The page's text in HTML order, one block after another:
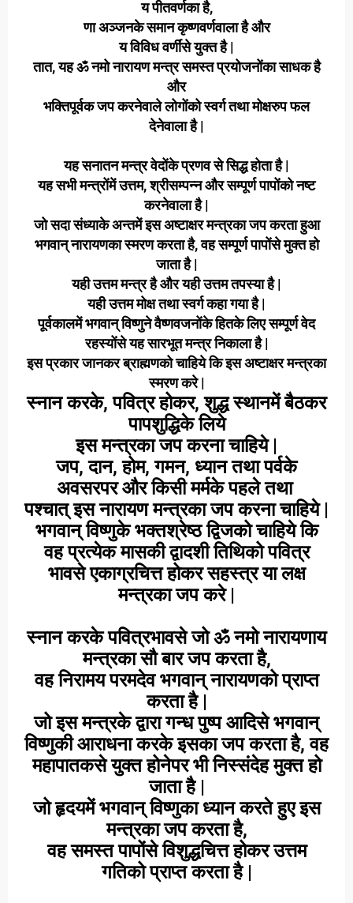
य पीतवर्णका है,
णा अञ्जनके समान कृष्णवर्णवाला है और
य विविध वर्णींसे युक्त है |
तात, यह ॐ नमो नारायण मन्त्र समस्त प्रयोजनोंका साधक है
और
भक्तिपूर्वक जप करनेवाले लोगोंको स्वर्ग तथा मोक्षरुप फल
देनेवाला है |
यह सनातन मन्त्र वेदोंके प्रणव से सिद्ध होता है |
यह सभी मन्त्रोंमें उत्तम, श्रीसम्पन्न और सम्पूर्ण पापोंको नष्ट
करनेवाला है |
जो सदा संध्याके अन्तमें इसअष्टाक्षर मन्त्रका जप करता हुआ
भगवान् नारायणका स्मरण करता है, वह सम्पूर्ण पापोंसे मुक्त हो
जाता है |
यही उत्तम मन्त्र है और यही उत्तम तपस्या है |
यही उत्तम मोक्ष तथा स्वर्ग कहा गया है |
पूर्वकालमें भगवान् विष्णुने वैष्णवजनोंके हितके लिए सम्पूर्ण वेद
रहस्योंसे यह सारभूत मन्त्र निकाला है |
इस प्रकार जानकर ब्राह्मणको चाहिये कि इसअष्टाक्षर मन्त्रका
स्मरण करे |
स्नान करके, पवित्र होकर, शुद्ध स्थानमें बैठकर
पापशुद्धिके लिये
इस मन्त्रका जप करना चाहिये |
जप, दान, होम, गमन, ध्यान तथा पर्वके
अवसरपर और किसी मर्मके पहले तथा
पश्चात् इस नारायण मन्त्रका जप करना चाहिये |
भगवान् विष्णुके भक्तश्रेष्ठ द्विजको चाहिये कि
वह प्रत्येक मासकी द्वादशी तिथिको पवित्र
भावसे एकाग्रचित्त होकर सहस्त्र या लक्ष
मन्त्रका जप करे |
स्नानकरके पवित्रभावसे जो ॐ नमो नारायणाय
मन्त्रका सौ बार जप करता है,
वह निरामय परमदेव भगवान् नारायणको प्राप्त
करता है |
जो इस मन्त्रके द्वारा गन्ध पुष्प आदिसे भगवान्
विष्णुकी आराधना करके इसका जप करता है, वह
महापातकसे युक्त होनेपर भी निस्संदेह मुक्त हो
जाता है |
जो हृदयमें भगवान् विष्णुका ध्यान करते हुए इस
मन्त्रका जप करता है,
वह समस्त पापोंसे विशुद्धचित्त होकर उत्तम
गतिको प्राप्त करता है |